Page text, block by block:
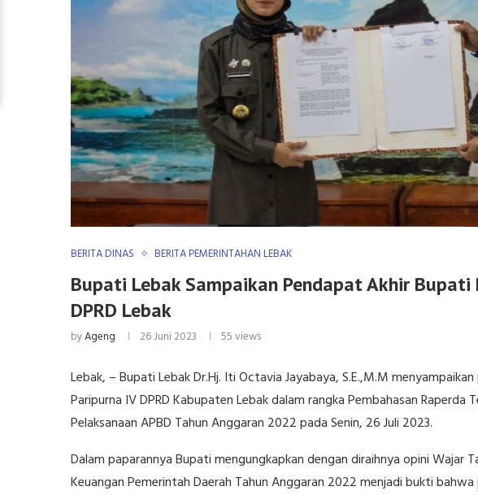
BERITA DINAS BERITA PEMERINTAHAN LEBAK
Bupati Lebak Sampaikan Pendapat Akhir Bupati
DPRD Lebak
byAgeng 26 Juni 2023 55views
Lebak, – Bupati Lebak Dr.Hj. Iti Octavia Jayabaya, S.E.,M.M
Paripurna IV DPRD Kabupaten Lebak dalam rangka Pembahasan
Pelaksanaan APBD Tahun Anggaran 2022 pada Senin, 26 Juli 2023.
Dalam paparannya Bupati mengungkapkan dengan diraihnya opini Wajar
Keuangan Pemerintah Daerah Tahun Anggaran 2022 menjadi bukti